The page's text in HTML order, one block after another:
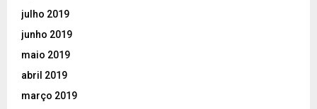
julho 2019
junho 2019
maio 2019
abril 2019
março 2019